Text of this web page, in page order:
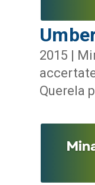
2015 |
Querela